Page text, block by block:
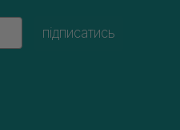
підписатись